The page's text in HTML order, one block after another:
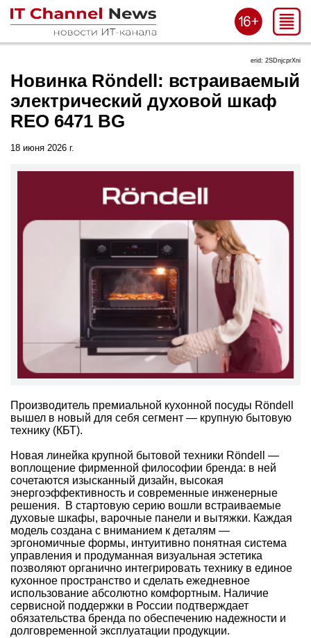
erid: 2SDnjcprXni
Новинка Röndell: встраиваемый
электрический духовой шкаф
REO 6471 BG
18 июня 2026 г.
Производитель премиальной кухонной посуды Röndell
вышел в новый для себя сегмент — крупную бытовую
технику (КБТ).
Новая линейка крупной бытовой техники Röndell —
воплощение фирменной философии бренда: в ней
сочетаются изысканный дизайн, высокая
энергоэффективность и современные инженерные
решения. В стартовую серию вошли встраиваемые
духовые шкафы, варочные панели и вытяжки. Каждая
модель создана с вниманием к деталям —
эргономичные формы, интуитивно понятная система
управления и продуманная визуальная эстетика
позволяют органично интегрировать технику в единое
кухонное пространство и сделать ежедневное
использование абсолютно комфортным. Наличие
сервисной поддержки в России подтверждает
обязательства бренда по обеспечению надежности и
долговременной эксплуатации продукции.